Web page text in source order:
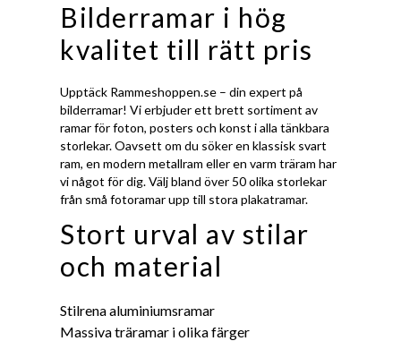
Bilderramar i hög
kvalitet till rätt pris
Upptäck Rammeshoppen.se – din expert på
bilderramar! Vi erbjuder ett brett sortiment av
ramar för foton, posters och konst i alla tänkbara
storlekar. Oavsett om du söker en klassisk svart
ram, en modern metallram eller en varm träram har
vi något för dig. Välj bland över 50 olika storlekar
från små fotoramar upp till stora plakatramar.
Stort urval av stilar
och material
Stilrena aluminiumsramar
Massiva träramar i olika färger